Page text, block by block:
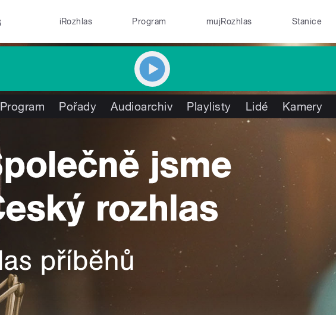
iRozhlas Program mujRozhlas Stanice
Program Pořady Audioarchiv Playlisty Lidé Kamery